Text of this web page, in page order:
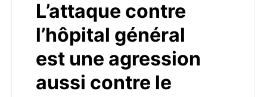
L’attaque contre
l’hôpital général
est une agression
aussi contre le